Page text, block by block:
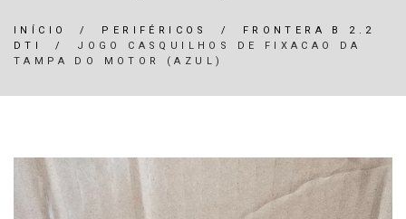
INÍCIO / PERIFÉRICOS / FRONTERA B 2.2
DTI
/ JOGO CASQUILHOS DE FIXACAO DA
TAMPA DO MOTOR (AZUL)